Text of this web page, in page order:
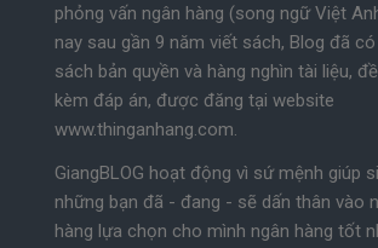
phỏng vấn ngân hàng (song ngữ Việt
nay sau gần 9 năm viết sách, Blog đã
sách bản quyền và hàng nghìn tài liệu,
kèm đáp án, được đăng tại website
www.thinganhang.com.
GiangBLOG hoạt động vì sứ mệnh giúp
những bạn đã - đang - sẽ dấn thân vào
hàng lựa chọn cho mình ngân hàng tốt